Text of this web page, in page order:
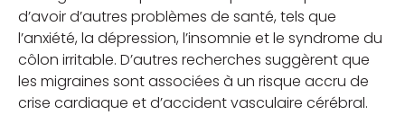
d’avoir d’autres problèmes de santé, tels que
l’anxiété, la dépression, l’insomnie et le syndrome du
côlon irritable. D’autres recherches suggèrent que
les migraines sont associées à un risque accru de
crise cardiaque et d’accident vasculaire cérébral.